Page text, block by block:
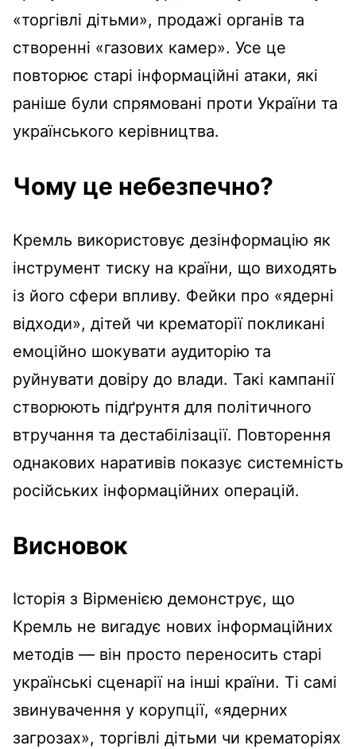
«торгівлі дітьми», продажі органів та
створенні «газових камер». Усе це
повторює старі інформаційні атаки, які
раніше були спрямовані проти України та
українського керівництва.
Чому це небезпечно?
Кремль використовує дезінформацію як
інструмент тиску на країни, що виходять
із його сфери впливу. Фейки про «ядерні
відходи», дітей чи крематорії покликані
емоційно шокувати аудиторію та
руйнувати довіру до влади. Такі кампанії
створюють підґрунтя для політичного
втручання та дестабілізації. Повторення
однакових наративів показує системність
російських інформаційних операцій.
Висновок
Історія з Вірменією демонструє, що
Кремль не вигадує нових інформаційних
методів — він просто переносить старі
українські сценарії на інші країни. Ті самі
звинувачення у корупції, «ядерних
загрозах», торгівлі дітьми чи крематоріях